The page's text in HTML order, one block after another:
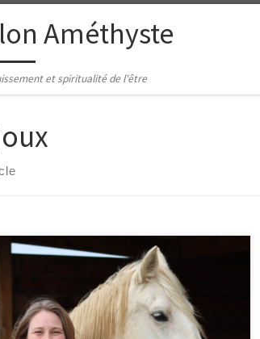
Améthyste
et spiritualité de l'être
médiation animale, soins psychocorporels